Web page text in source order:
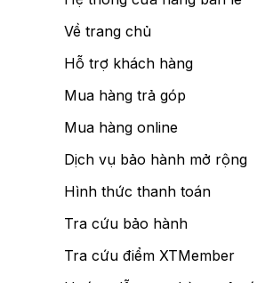
Về trang chủ
Hỗ trợ khách hàng
Mua hàng trả góp
Mua hàng online
Dịch vụ bảo hành mở rộng
Hình thức thanh toán
Tra cứu bảo hành
Tra cứu điểm XTMember